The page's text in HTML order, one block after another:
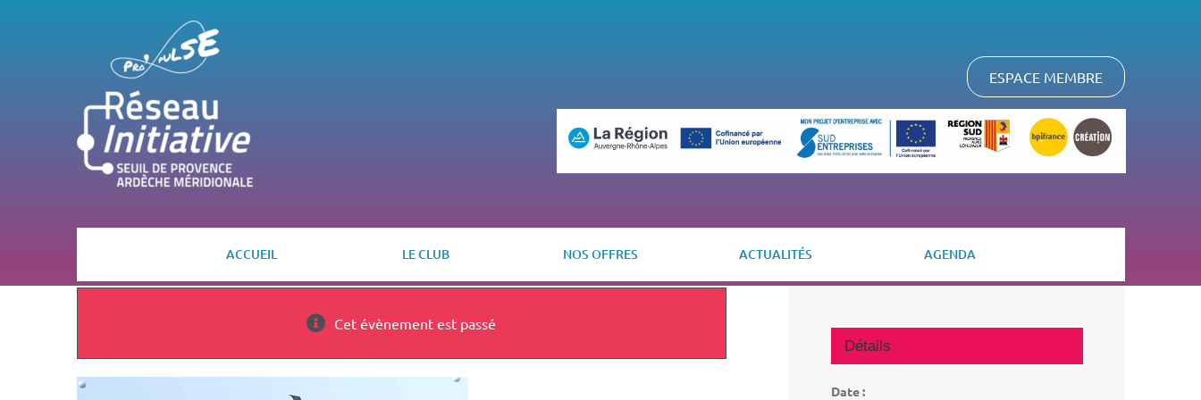
ESPACE MEMBRE
ACCUEIL LE CLUB NOS OFFRES ACTUALITÉS AGENDA
Cet évènement est passé
Détails
Date :